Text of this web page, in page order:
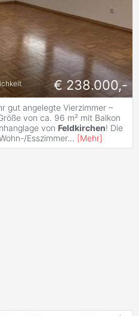
€ 238.000,-
gut angelegte Vierzimmer –
von ca. 96 m² mit Balkon
von Feldkirchen! Die
Esszimmer... [Mehr]